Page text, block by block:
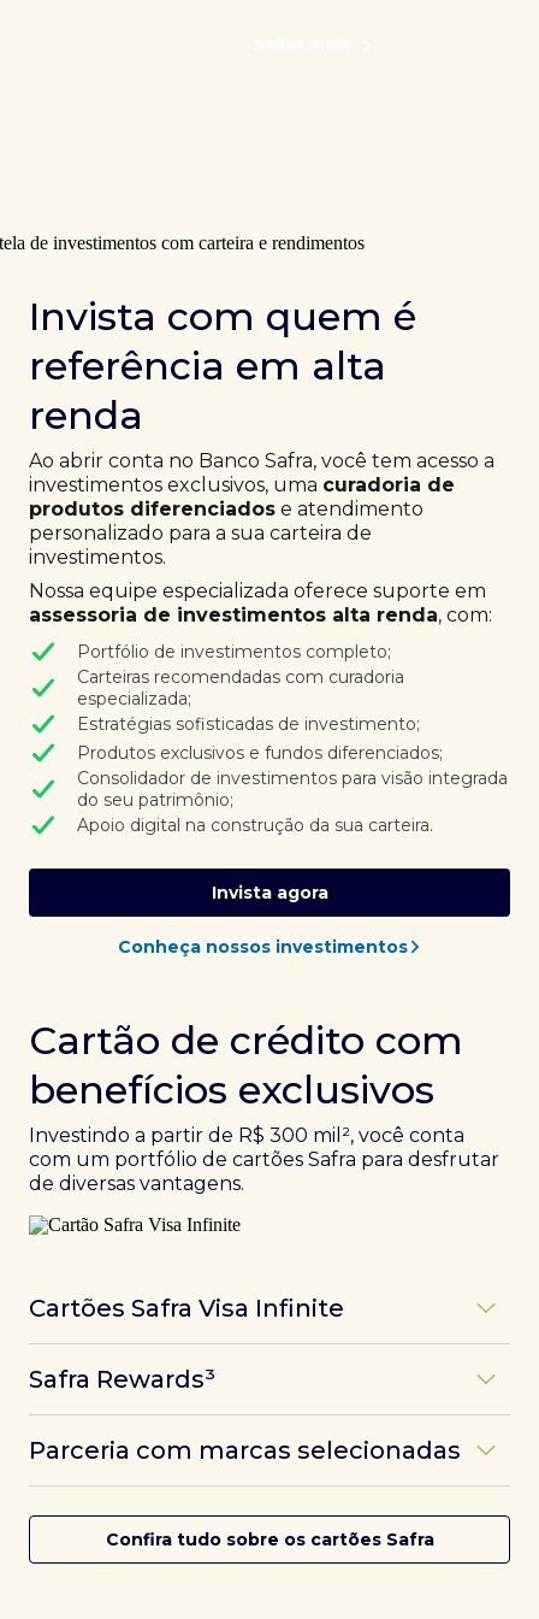
Invista com quem é
referência em alta
renda
Ao abrir conta no Banco Safra, você tem acesso a
investimentos exclusivos, uma curadoria de
produtos diferenciados e atendimento
personalizado para a sua carteira de
investimentos.
Nossa equipe especializada oferece suporte em
assessoria de investimentos alta renda, com:
Portfólio de investimentos completo;
Carteiras recomendadas com curadoria
especializada;
Estratégias sofisticadas de investimento;
Produtos exclusivos e fundos diferenciados;
Consolidador de investimentos para visão integrada
do seu patrimônio;
Apoio digital na construção da sua carteira.
Invista agora
Conheça nossos investimentos
Cartão de crédito com
benefícios exclusivos
Investindo a partir de R$ 300 mil², você conta
com um portfólio de cartões Safra para desfrutar
de diversas vantagens.
Cartões Safra Visa Infinite
experiências refinadas a benefícios únicos, como
converte seus investimentos em limite no cartão e
conta com acesso a mais de 1.400 salas VIP Dragon
Pass ao redor do mundo.
Safra Rewards³
das melhores pontuações do mercado.
Parceria com marcas selecionadas
cartões Safra.
Confira tudo sobre os cartões Safra